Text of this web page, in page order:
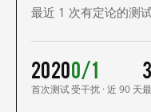
最近 1 次有定论的测
2020
首次测试
0/1
受干扰 · 近 90 天